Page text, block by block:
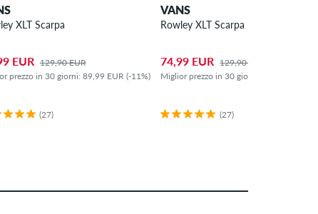
XLT Scarpa
EUR 129,90 EUR
prezzo in 30 giorni: 89,99 EUR (-11%)
(27)
VANS
Rowley XLT Scarpa
74,99 EUR 129,90 EUR
Miglior prezzo in 30 giorni: 79,99 EUR (-
(27)